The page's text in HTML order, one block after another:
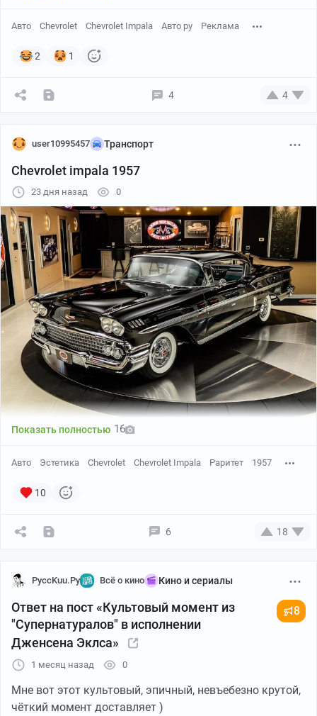
Авто Chevrolet Chevrolet Impala Авто ру Реклама
2 1
4 4
user10995457 Транспорт
Chevrolet impala 1957
23 дня назад 0
Показать полностью 16
Авто Эстетика Chevrolet Chevrolet Impala Раритет 1957
10
6 18
PyccKuu.Py Всё о кино Кино и сериалы
Ответ на пост «Культовый момент из
"Супернатуралов" в исполнении
Дженсена Эклса»
8
1 месяц назад 0
Мне вот этот культовый, эпичный, невъебезно крутой,
чёткий момент доставляет )